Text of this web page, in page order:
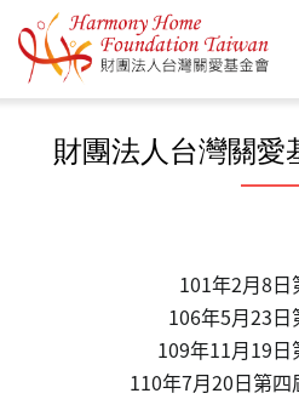
Skip to main content
財團法人台灣關愛
101年2月8
106年5月23
109年11月19
110年7月20日第